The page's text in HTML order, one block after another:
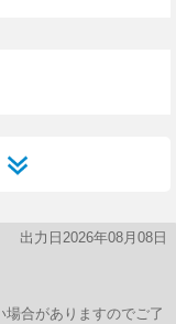
出力日2026年08月08日
合がありますのでご了